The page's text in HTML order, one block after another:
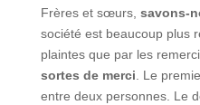
Frères et sœurs, savons-
société est beaucoup plus
plaintes que par les
sortes de merci . Le
entre deux personnes. Le